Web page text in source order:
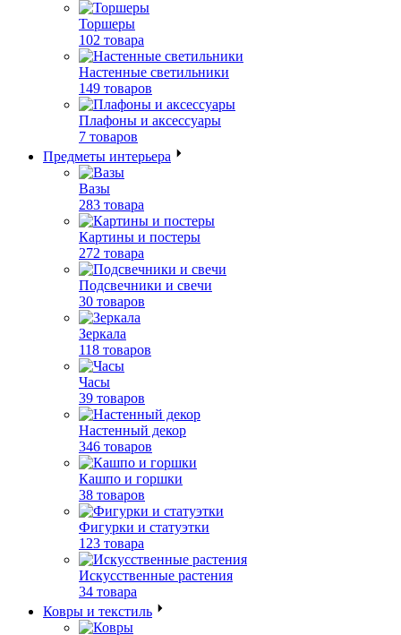
Торшеры
102 товара
Настенные светильники
149 товаров
Плафоны и аксессуары
7 товаров
Предметы интерьера
Вазы
283 товара
Картины и постеры
272 товара
Подсвечники и свечи
30 товаров
Зеркала
118 товаров
Часы
39 товаров
Настенный декор
346 товаров
Кашпо и горшки
38 товаров
Фигурки и статуэтки
123 товара
Искусственные растения
34 товара
Ковры и текстиль